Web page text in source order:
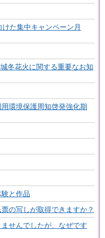
た集中キャンペーン月
冬花火に関する重要なお知
環境保護周知啓発強化期
と作品
の写しが取得できますか？
せんでしたが、なぜです